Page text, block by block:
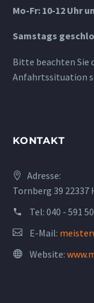
Mo-Fr: 10-12 Uhr
Samstags
Bitte beachten Sie
Anfahrtssituation
KONTAKT
Adresse:
Tornberg 39 22337
Tel: 040 - 591
E-Mail:
Website: